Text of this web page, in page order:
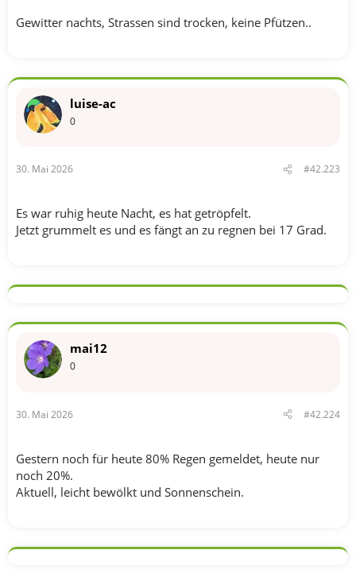
Gewitter nachts, Strassen sind trocken, keine Pfützen..
luise-ac
0
30. Mai 2026 #42.223
Es war ruhig heute Nacht, es hat getröpfelt.
Jetzt grummelt es und es fängt an zu regnen bei 17 Grad.
mai12
0
30. Mai 2026 #42.224
Gestern noch für heute 80% Regen gemeldet, heute nur
noch 20%.
Aktuell, leicht bewölkt und Sonnenschein.